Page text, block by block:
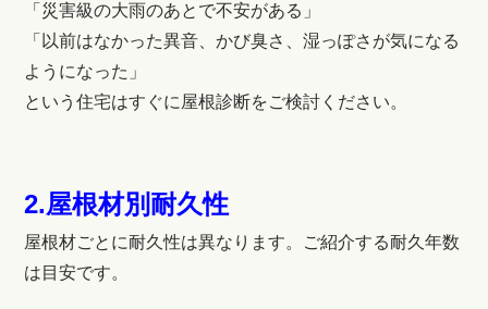
「災害級の大雨のあとで不安がある」
「以前はなかった異音、かび臭さ、湿っぽさが気になる
ようになった」
という住宅はすぐに屋根診断をご検討ください。
2.屋根材別耐久性
屋根材ごとに耐久性は異なります。ご紹介する耐久年数
は目安です。